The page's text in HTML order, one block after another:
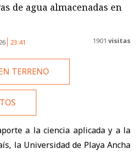
de agua almacenadas en
23:41 1901 visitas
TERRENO
a la ciencia aplicada y a la
la Universidad de Playa Ancha